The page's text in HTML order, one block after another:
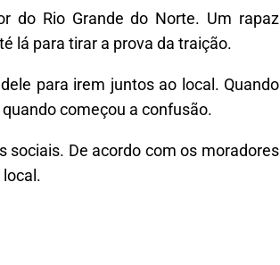
do Rio Grande do Norte. Um rapaz
lá para tirar a prova da traição.
para irem juntos ao local. Quando
começou a confusão.
sociais. De acordo com os moradores